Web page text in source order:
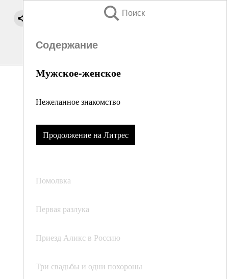
Поиск
Содержание
Мужское‑женское
Нежеланное знакомство
Продолжение на Литрес
Помолвка
Первая разлука
Приезд Аликс в Россию
Три свадьбы и одни похороны